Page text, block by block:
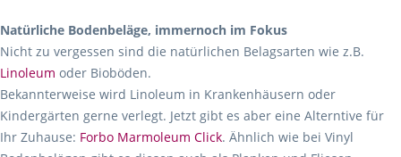
Natürliche Bodenbeläge, immernoch im Fokus
Nicht zu vergessen sind die natürlichen Belagsarten wie z.B.
Linoleum oder Bioböden.
Bekannterweise wird Linoleum in Krankenhäusern oder
Kindergärten gerne verlegt. Jetzt gibt es aber eine Alterntive für
Ihr Zuhause: Forbo Marmoleum Click. Ähnlich wie bei Vinyl